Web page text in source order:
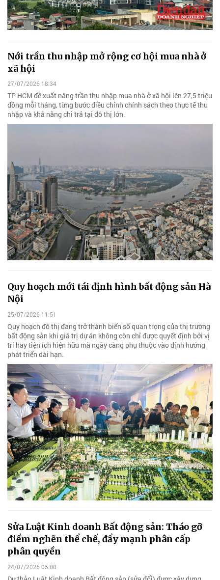
Nới trần thu nhập mở rộng cơ hội mua nhà ở
xã hội
27/07/2026 18:34
TP HCM đề xuất nâng trần thu nhập mua nhà ở xã hội lên 27,5 triệu
đồng mỗi tháng, từng bước điều chỉnh chính sách theo thực tế thu
nhập và khả năng chi trả tại đô thị lớn.
Quy hoạch mới tái định hình bất động sản Hà
Nội
25/07/2026 11:51
Quy hoạch đô thị đang trở thành biến số quan trọng của thị trường
bất động sản khi giá trị dự án không còn chỉ được quyết định bởi vị
trí hay tiện ích hiện hữu mà ngày càng phụ thuộc vào định hướng
phát triển dài hạn.
Sửa Luật Kinh doanh Bất động sản: Tháo gỡ
điểm nghẽn thể chế, đẩy mạnh phân cấp
phân quyền
24/07/2026 05:00